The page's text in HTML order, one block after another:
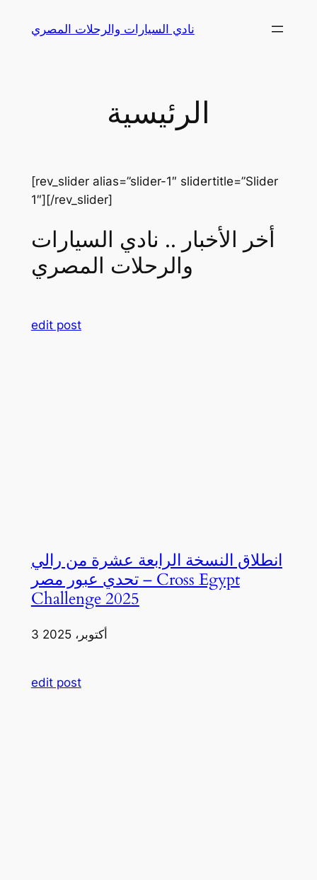
نادي السيارات والرحلات المصري
الرئيسية
[rev_slider alias=”slider-1″ slidertitle=”Slider
1″][/rev_slider]
أخر الأخبار .. نادي السيارات
والرحلات المصري
edit post
انطلاق النسخة الرابعة عشرة من رالي
تحدي عبور مصر – Cross Egypt
Challenge 2025
3 أكتوبر، 2025
edit post